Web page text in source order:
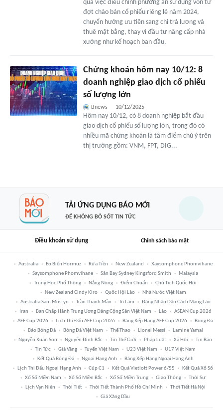
qua việc điều chỉnh phương án sử dụng vốn từ
đợt chào bán cổ phiếu riêng lẻ năm 2024,
chuyển hướng ưu tiên sang chi trả lương và
thuê mặt bằng, thay vì đầu tư nâng cấp nhà
xưởng như kế hoạch ban đầu.
Chứng khoán hôm nay 10/12: 8
doanh nghiệp giao dịch cổ phiếu
số lượng lớn
Bnews 10/12/2025
Hôm nay 10/12, có 8 doanh nghiệp bắt đầu
giao dịch cổ phiếu số lượng lớn, trong đó có
nhiều mã chứng khoán là tâm điểm chú ý trên
thị trường gồm: VNM, FPT, DIG...
TẢI ỨNG DỤNG BÁO MỚI
ĐỂ KHÔNG BỎ SÓT TIN TỨC
Điều khoản sử dụng Chính sách bảo mật
Australia Eo Biển Hormuz Rửa Tiền New Zealand
Xaysomphone Phomvihane
Saysomphone Phomvihane
Sân Bay Sydney Kingsford Smith
Malaysia
Trung Học Phổ Thông
Nắng Nóng Điểm Chuẩn
Chủ Tịch Quốc Hội
New Zealand Cindy Kiro
Quốc Hội Lào
Nhà Nước Việt Nam
Australia Sam Mostyn
Trần Thanh Mẫn Tô Lâm
Đảng Nhân Dân Cách Mạng Lào
Iran
Ban Chấp Hành Trung Ương Đảng Cộng Sản Việt Nam Lào
ASEAN Cup 2026
AFF Cup 2026
Lịch Thi Đấu AFF Cup 2026 Bảng Xếp Hạng AFF Cup 2026
Bóng Đá
Báo Bóng Đá
Bóng Đá Việt Nam Thể Thao Lionel Messi
Lamine Yamal
Nguyễn Xuân Son
Nguyễn Đình Bắc Tin Thế Giới Pháp Luật Xã Hội
Tin Bão
Tin Tức
Giá Vàng Tuyển Việt Nam U23 Việt Nam
U17 Việt Nam
Kết Quả Bóng Đá
Ngoại Hạng Anh
Bảng Xếp Hạng Ngoại Hạng Anh
Lịch Thi Đấu Ngoại Hạng Anh
Cúp C1 Kết Quả Vietlott Power 6/55
Kết Quả Xổ Số
Xổ Số Miền Nam
Xổ Số Miền Bắc Xổ Số Miền Trung Giao Thông
Thời Sự
Lịch Vạn Niên
Thời Tiết Thời Tiết Thành Phố Hồ Chí Minh
Thời Tiết Hà Nội
Giá Xăng Dầu